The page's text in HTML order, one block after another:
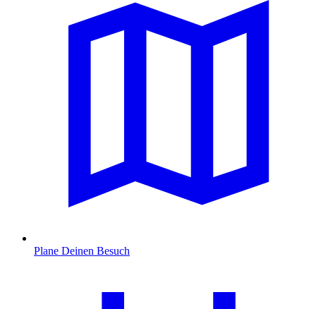
Plane Deinen Besuch